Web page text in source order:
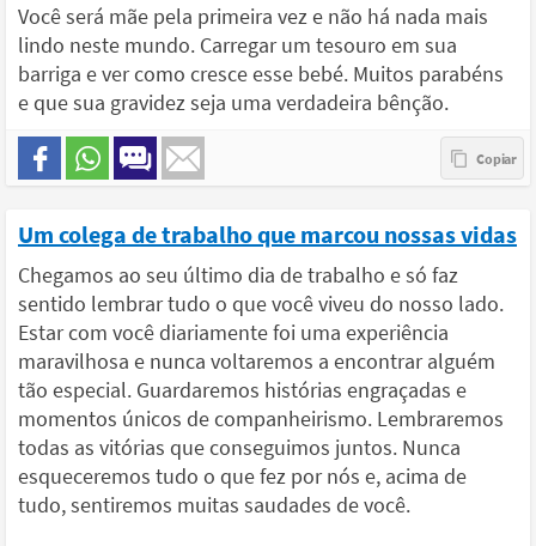
Você será mãe pela primeira vez e não há nada mais
lindo neste mundo. Carregar um tesouro em sua
barriga e ver como cresce esse bebé. Muitos parabéns
e que sua gravidez seja uma verdadeira bênção.
Um colega de trabalho que marcou nossas vidas
Chegamos ao seu último dia de trabalho e só faz
sentido lembrar tudo o que você viveu do nosso lado.
Estar com você diariamente foi uma experiência
maravilhosa e nunca voltaremos a encontrar alguém
tão especial. Guardaremos histórias engraçadas e
momentos únicos de companheirismo. Lembraremos
todas as vitórias que conseguimos juntos. Nunca
esqueceremos tudo o que fez por nós e, acima de
tudo, sentiremos muitas saudades de você.